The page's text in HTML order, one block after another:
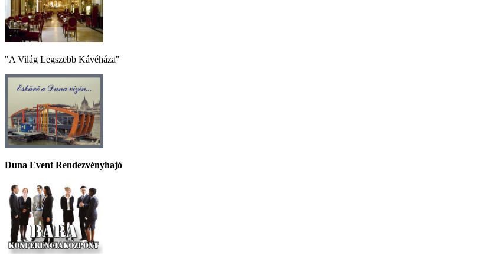
"A Világ Legszebb Kávéháza"
Duna Event Rendezvényhajó